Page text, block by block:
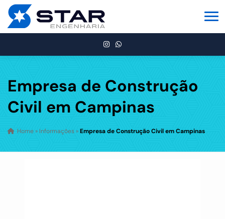
Empresa de Construção
Civil em Campinas
Home » Informações »Empresa de Construção Civil em Campinas